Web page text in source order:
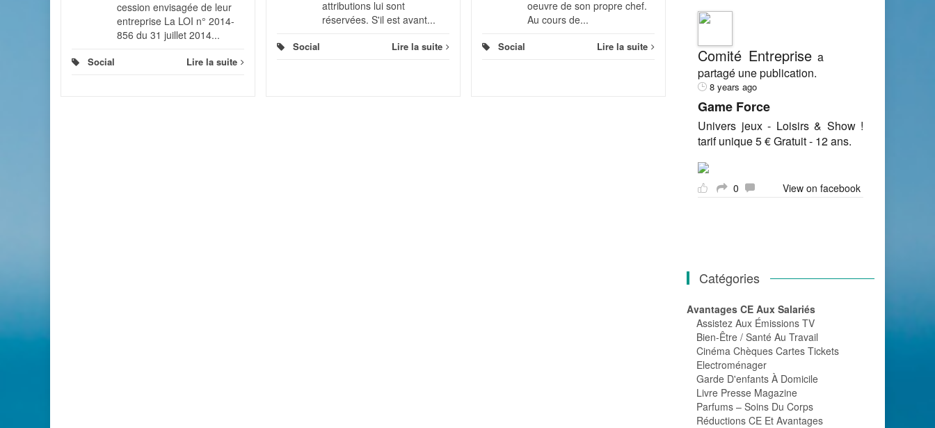
cession envisagée de leur
entreprise La LOI n° 2014-
856 du 31 juillet 2014...
Social Lire la suite
attributions lui sont
réservées. S'il est avant...
Social Lire la suite
oeuvre de son propre chef.
Au cours de...
Social Lire la suite Comité Entreprisea
partagé une publication.
8 years ago
Game Force
Univers jeux - Loisirs & Show !
tarif unique 5 € Gratuit - 12 ans.
0 View on facebook
Catégories
Avantages CE Aux Salariés
Assistez Aux Émissions TV
Bien-Être / Santé Au Travail
Cinéma Chèques Cartes Tickets
Electroménager
Garde D'enfants À Domicile
Livre Presse Magazine
Parfums – Soins Du Corps
Réductions CE Et Avantages